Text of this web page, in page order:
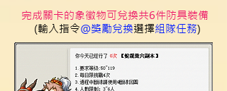
完成關卡的象徵物可兌換共6件防具裝備
(輸入指令@獎勵兌換選擇組隊任務)